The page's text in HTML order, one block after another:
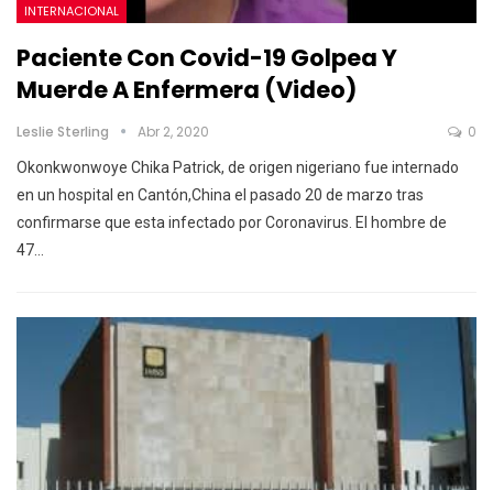
INTERNACIONAL
Paciente Con Covid-19 Golpea Y
Muerde A Enfermera (video)
Leslie Sterling Abr 2, 2020 0
Okonkwonwoye Chika Patrick, de origen nigeriano fue internado
en un hospital en Cantón,China el pasado 20 de marzo tras
confirmarse que esta infectado por Coronavirus. El hombre de
47